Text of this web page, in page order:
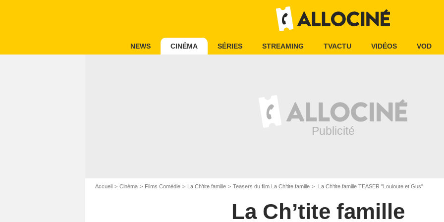
NEWS CINÉMA SÉRIES STREAMING TVACTU VIDÉOS VOD
Accueil Cinéma Films Comédie La Ch’tite famille Teasers du film La Ch’tite famille La Ch'tite famille TEASER "Louloute et Gus"
La Ch’tite famille